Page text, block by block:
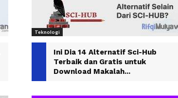
Teknologi
Ini Dia 14 Alternatif Sci-Hub
Terbaik dan Gratis untuk
Download Makalah...